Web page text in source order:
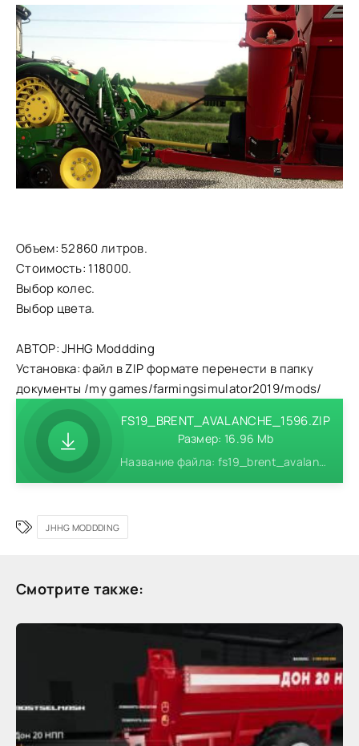
Объем: 52860 литров.
Стоимость: 118000.
Выбор колес.
Выбор цвета.
АВТОР: JHHG Moddding
Установка: файл в ZIP формате перенести в папку
документы /my games/farmingsimulator2019/mods/
FS19_BRENT_AVALANCHE_1596.ZIP
Размер: 16.96 Mb
Название файла: fs19_brent_avalanche_1596.zip
JHHG MODDDING
Смотрите также: